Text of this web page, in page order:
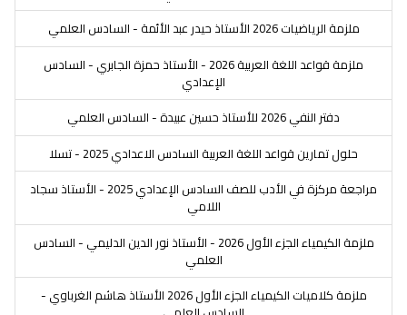
ملزمة الرياضيات 2026 الأستاذ حيدر عبد الأئمة - السادس العلمي
ملزمة قواعد اللغة العربية 2026 - الأستاذ حمزة الجابري - السادس
الإعدادي
دفتر النفي 2026 للأستاذ حسين عبيدة - السادس العلمي
حلول تمارين قواعد اللغة العربية السادس الاعدادي 2025 - تسلا
مراجعة مركزة في الأدب للصف السادس الإعدادي 2025 - الأستاذ سجاد
اللامي
ملزمة الكيمياء الجزء الأول 2026 - الأستاذ نور الدين الدليمي - السادس
العلمي
ملزمة كلاميات الكيمياء الجزء الأول 2026 الأستاذ هاشم الغرباوي -